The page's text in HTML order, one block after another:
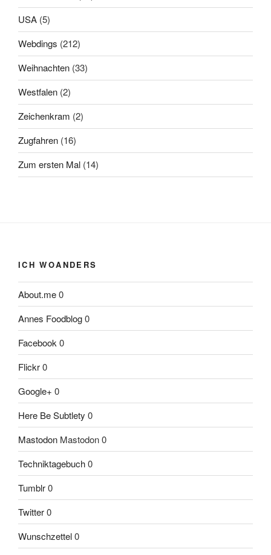
USA (5)
Webdings (212)
Weihnachten (33)
Westfalen (2)
Zeichenkram (2)
Zugfahren (16)
Zum ersten Mal (14)
ICH WOANDERS
About.me0
Annes Foodblog0
Facebook 0
Flickr0
Google+ 0
Here Be Subtlety 0
Mastodon Mastodon 0
Techniktagebuch0
Tumblr0
Twitter0
Wunschzettel0